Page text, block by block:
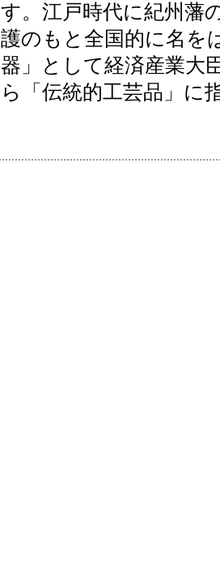
す。江戸時代に紀州藩
護のもと全国的に名を
器」として経済産業大
ら「伝統的工芸品」に